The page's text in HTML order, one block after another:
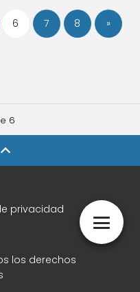
6 7 8 »
6
privacidad
los derechos